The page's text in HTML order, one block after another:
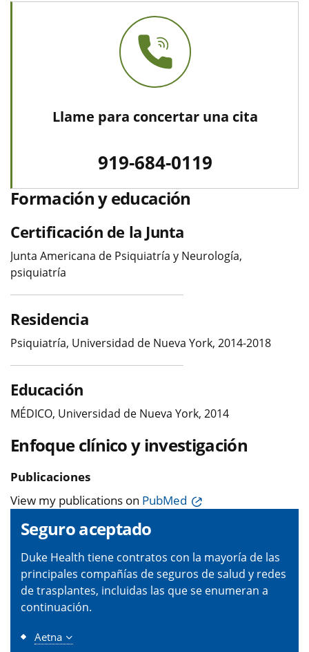
Llame para concertar una cita
919-684-0119
Formación y educación
Certificación de la Junta
Junta Americana de Psiquiatría y Neurología,
psiquiatría
Residencia
Psiquiatría, Universidad de Nueva York, 2014-2018
Educación
MÉDICO, Universidad de Nueva York, 2014
Enfoque clínico y investigación
Publicaciones
View my publications on PubMed
Seguro aceptado
Duke Health tiene contratos con la mayoría de las
principales compañías de seguros de salud y redes
de trasplantes, incluidas las que se enumeran a
continuación.
Aetna